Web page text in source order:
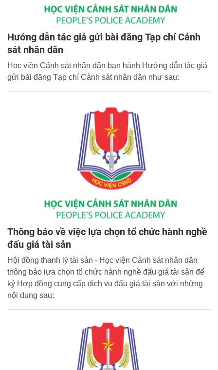
Hướng dẫn tác giả gửi bài đăng Tạp chí Cảnh
sát nhân dân
Học viện Cảnh sát nhân dân ban hành Hướng dẫn tác giả
gửi bài đăng Tạp chí Cảnh sát nhân dân như sau:
Thông báo về việc lựa chọn tổ chức hành nghề
đấu giá tài sản
Hội đồng thanh lý tài sản - Học viện Cảnh sát nhân dân
thông báo lựa chọn tổ chức hành nghề đấu giá tài sản để
ký Hợp đồng cung cấp dịch vụ đấu giá tài sản với những
nội dung sau: